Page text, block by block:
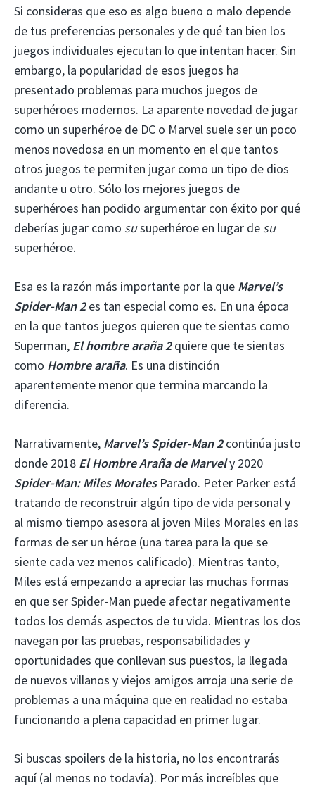
Si consideras que eso es algo bueno o malo depende
de tus preferencias personales y de qué tan bien los
juegos individuales ejecutan lo que intentan hacer. Sin
embargo, la popularidad de esos juegos ha
presentado problemas para muchos juegos de
superhéroes modernos. La aparente novedad de jugar
como un superhéroe de DC o Marvel suele ser un poco
menos novedosa en un momento en el que tantos
otros juegos te permiten jugar como un tipo de dios
andante u otro. Sólo los mejores juegos de
superhéroes han podido argumentar con éxito por qué
deberías jugar como susuperhéroe en lugar de su
superhéroe.
Esa es la razón más importante por la que Marvel’s
Spider-Man 2es tan especial como es. En una época
en la que tantos juegos quieren que te sientas como
Superman, El hombre araña 2quiere que te sientas
como Hombre araña. Es una distinción
aparentemente menor que termina marcando la
diferencia.
Narrativamente, Marvel’s Spider-Man 2continúa justo
donde 2018 El Hombre Araña de Marvely 2020
Spider-Man: Miles MoralesParado. Peter Parker está
tratando de reconstruir algún tipo de vida personal y
al mismo tiempo asesora al joven Miles Morales en las
formas de ser un héroe (una tarea para la que se
siente cada vez menos calificado). Mientras tanto,
Miles está empezando a apreciar las muchas formas
en que ser Spider-Man puede afectar negativamente
todos los demás aspectos de tu vida. Mientras los dos
navegan por las pruebas, responsabilidades y
oportunidades que conllevan sus puestos, la llegada
de nuevos villanos y viejos amigos arroja una serie de
problemas a una máquina que en realidad no estaba
funcionando a plena capacidad en primer lugar.
Si buscas spoilers de la historia, no los encontrarás
aquí (al menos no todavía). Por más increíbles que